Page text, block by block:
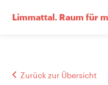
Limmattal. Raum für
Zurück zur Übersicht